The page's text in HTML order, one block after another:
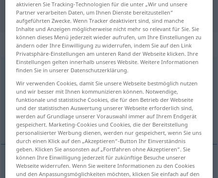
"vertrauen" Bulgarisch Übersetzung
„vertrauen“
vertrauen
Übersicht aller Übersetzungen
(Für mehr Details die Übersetzung anklicken/antippen)
имам доверие
имам доверие (auf AKKв),( DATвodнкм)
aktivieren Sie Tracking-Technologien für die unter „Wir und unsere
Partner verarbeiten Daten, um Ihnen Dienste bereitzustellen“
aufgeführten Zwecke. Wenn Tracker deaktiviert sind, sind manche
Inhalte und Anzeigen möglicherweise nicht mehr so relevant für Sie. Sie
können dieses Menü jederzeit wieder aufrufen, um Ihre Einstellungen zu
ändern oder Ihre Einwilligung zu widerrufen, indem Sie auf den Link
Privatsphäre-Einstellungen am unteren Rand der Webseite klicken. Ihre
Einstellungen gelten innerhalb unseres Website. Weitere Informationen
finden Sie in unserer Datenschutzerklärung.
Wir verwenden Cookies, damit Sie unsere Webseite bestmöglich nutzen
und wir besser mit Ihnen kommunizieren können. Notwendige,
funktionale und statistische Cookies, die für den Betrieb der Webseite
und der statistischen Auswertung unserer Webseite erforderlich sind,
werden auf Grundlage unserer Vorauswahl immer auf Ihrem Endgerät
gespeichert. Marketing-Cookies und Cookies, die der Bereitstellung
personalisierter Werbung dienen, werden nur gespeichert, wenn Sie uns
durch einen Klick auf den „Akzeptieren“-Button Ihr Einverständnis
geben. Klicken Sie ansonsten auf „Fortfahren ohne Akzeptieren“. Sie
können Ihre Einwilligung jederzeit für zukünftige Besuche unserer
Webseite widerrufen. Wenn Sie weitere Informationen zu den Cookies
und den Anpassungsmöglichkeiten möchten, klicken Sie einfach auf den